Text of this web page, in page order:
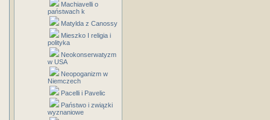
Machiavelli o
państwach k
Matylda z Canossy
Mieszko I religia i
polityka
Neokonserwatyzm
w USA
Neopoganizm w
Niemczech
Pacelli i Pavelic
Państwo i związki
wyznaniowe